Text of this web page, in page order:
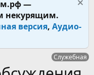
—
некурящим.
версия, Аудио-
Служебная